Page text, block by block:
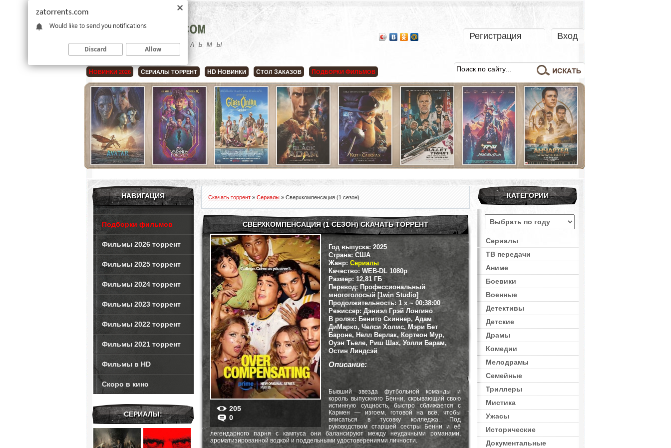
Регистрация Вход
НОВИНКИ 2026 СЕРИАЛЫ ТОРРЕНТ HD НОВИНКИ СТОЛ ЗАКАЗОВ ПОДБОРКИ ФИЛЬМОВ
НАВИГАЦИЯ
Подборки фильмов
Фильмы 2026 торрент
Фильмы 2025 торрент
Фильмы 2024 торрент
Фильмы 2023 торрент
Фильмы 2022 торрент
Фильмы 2021 торрент
Фильмы в HD
Скоро в кино
СЕРИАЛЫ:
Скачать торрент » Сериалы » Сверхкомпенсация (1 сезон)
СВЕРХКОМПЕНСАЦИЯ (1 СЕЗОН) СКАЧАТЬ ТОРРЕНТ
205
0
Год выпуска: 2025
Страна: США
Жанр: Сериалы
Качество: WEB-DL 1080p
Размер: 12,81 ГБ
Перевод: Профессиональный
многоголосый [1win Studio]
Продолжительность: 1 x ~ 00:38:00
Режиссер: Дэниэл Грэй Лонгино
В ролях: Бенито Скиннер, Адам
ДиМарко, Челси Холмс, Мэри Бет
Бароне, Нелл Верлак, Кортеон Мур,
Оуэн Тьеле, Риш Шах, Уолли Барам,
Остин Линдсэй
Описание:
Бывший звезда футбольной команды и
король выпускного Бенни, скрывающий свою
истинную сущность, быстро сближается с
Кармен — изгоем, готовой на всё, чтобы
вписаться в тусовку колледжа. Под
руководством старшей сестры Бенни и её
легендарного парня с кампуса они балансируют между неудачными романами,
ароматизированной водкой и поддельными удостоверениями личности.
КАТЕГОРИИ
Сериалы
ТВ передачи
Аниме
Боевики
Военные
Детективы
Детские
Драмы
Комедии
Мелодрамы
Семейные
Триллеры
Мистика
Ужасы
Исторические
Документальные
zatorrents.com
Would like to send you notifications
Discard Allow